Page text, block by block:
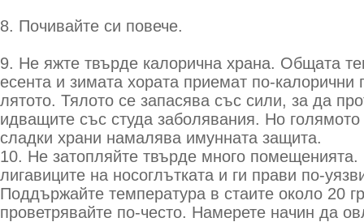
8. Почивайте си повече.
9. Не яжте твърде калорична храна. Общата
есента и зимата хората приемат по-калорични
лятото. Тялото се запасява със сили, за да
идващите със студа заболявания. Но
сладки храни намалява имунната защита.
10. Не затопляйте твърде много
лигавиците на носоглътката и ги прави по-
Поддържайте температура в стаите около 20
проветрявайте по-често. Намерете начин да